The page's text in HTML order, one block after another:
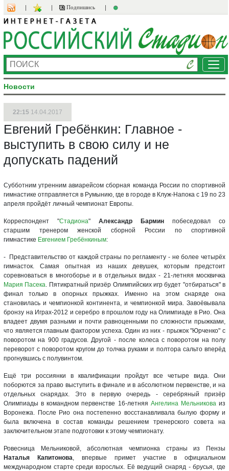
Подпишись
Новости
22:15 14.04.2017
Евгений Гребёнкин: Главное -
выступить в свою силу и не
допускать падений
Субботним утренним авиарейсом сборная команда России по спортивной
гимнастике отправляется в Румынию, где в городе в Клуж-Напока с 19 по 23
апреля пройдёт личный чемпионат Европы.
Корреспондент "Стадиона" Александр Бармин побеседовал со
старшим тренером женской сборной России по спортивной
гимнастике Евгением Гребёнкиным:
- Представительство от каждой страны по регламенту - не более четырёх
гимнасток. Самая опытная из наших девушек, которым предстоит
соревноваться в многоборье и в отдельных видах - 21-летняя москвичка
Мария Пасека. Пятикратный призёр Олимпийских игр будет "отбираться" в
финал только в опорных прыжках. Именно на этом снаряде она
становилась и чемпионкой континента, и чемпионкой мира. Завоёвывала
бронзу на Играх-2012 и серебро в прошлом году на Олимпиаде в Рио. Она
владеет двумя разными и почти равноценными по сложности прыжками,
что является главным фактором успеха. Один из них - прыжок "Юрченко" с
поворотом на 900 градусов. Другой - после колеса с поворотом на полу
переворот с поворотом кругом до толчка руками и полтора сальто вперёд
прогнувшись с полувинтом.
Ещё три россиянки в квалификации пройдут все четыре вида. Они
поборются за право выступить в финале и в абсолютном первенстве, и на
отдельных снарядах. Это в первую очередь - серебряный призёр
Олимпиады в командном первенстве 16-летняя Ангелина Мельниковаиз
Воронежа. После Рио она постепенно восстанавливала былую форму и
была включена в состав команды решением тренерского совета на
заключительном этапе подготовки к этому чемпионату.
Ровесница Мельниковой, абсолютная чемпионка страны из Пензы
Наталья Капитонова, впервые примет участие в официальном
международном старте среди взрослых. Её ведущий снаряд - брусья, где